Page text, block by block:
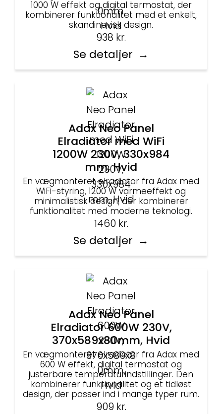
1000 W effekt og digital termostat, der
kombinerer funktionalitet med et enkelt,
skandinavisk design.
938 kr.
Se detaljer
Adax Neo Panel
Elradiator med WiFi
1200W 230V, 330x984
mm, Hvid
En vægmonteret elradiator fra Adax med
WiFi-styring, 1200 W varmeeffekt og
minimalistisk design, der kombinerer
funktionalitet med moderne teknologi.
1460 kr.
Se detaljer
Adax Neo Panel
Elradiator 600W 230V,
370x589x80mm, Hvid
En vægmonteret elradiator fra Adax med
600 W effekt, digital termostat og
justerbare temperaturindstillinger. Den
kombinerer funktionalitet og et tidløst
design, der passer ind i mange typer rum.
909 kr.